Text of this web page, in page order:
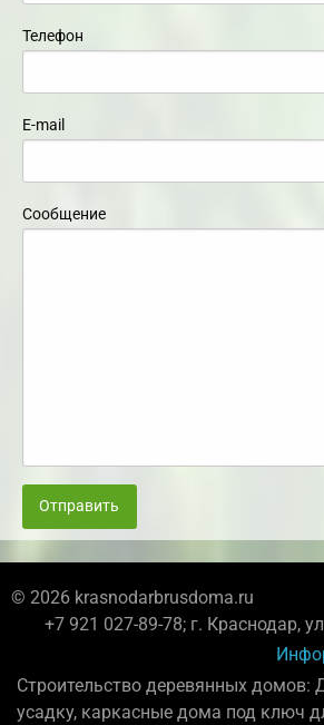
Телефон
E-mail
Сообщение
Отправить
© 2026 krasnodarbrusdoma.ru
+7 921 027-89-78; г. Краснодар,
Строительство деревянных
усадку, каркасные дома под ключ